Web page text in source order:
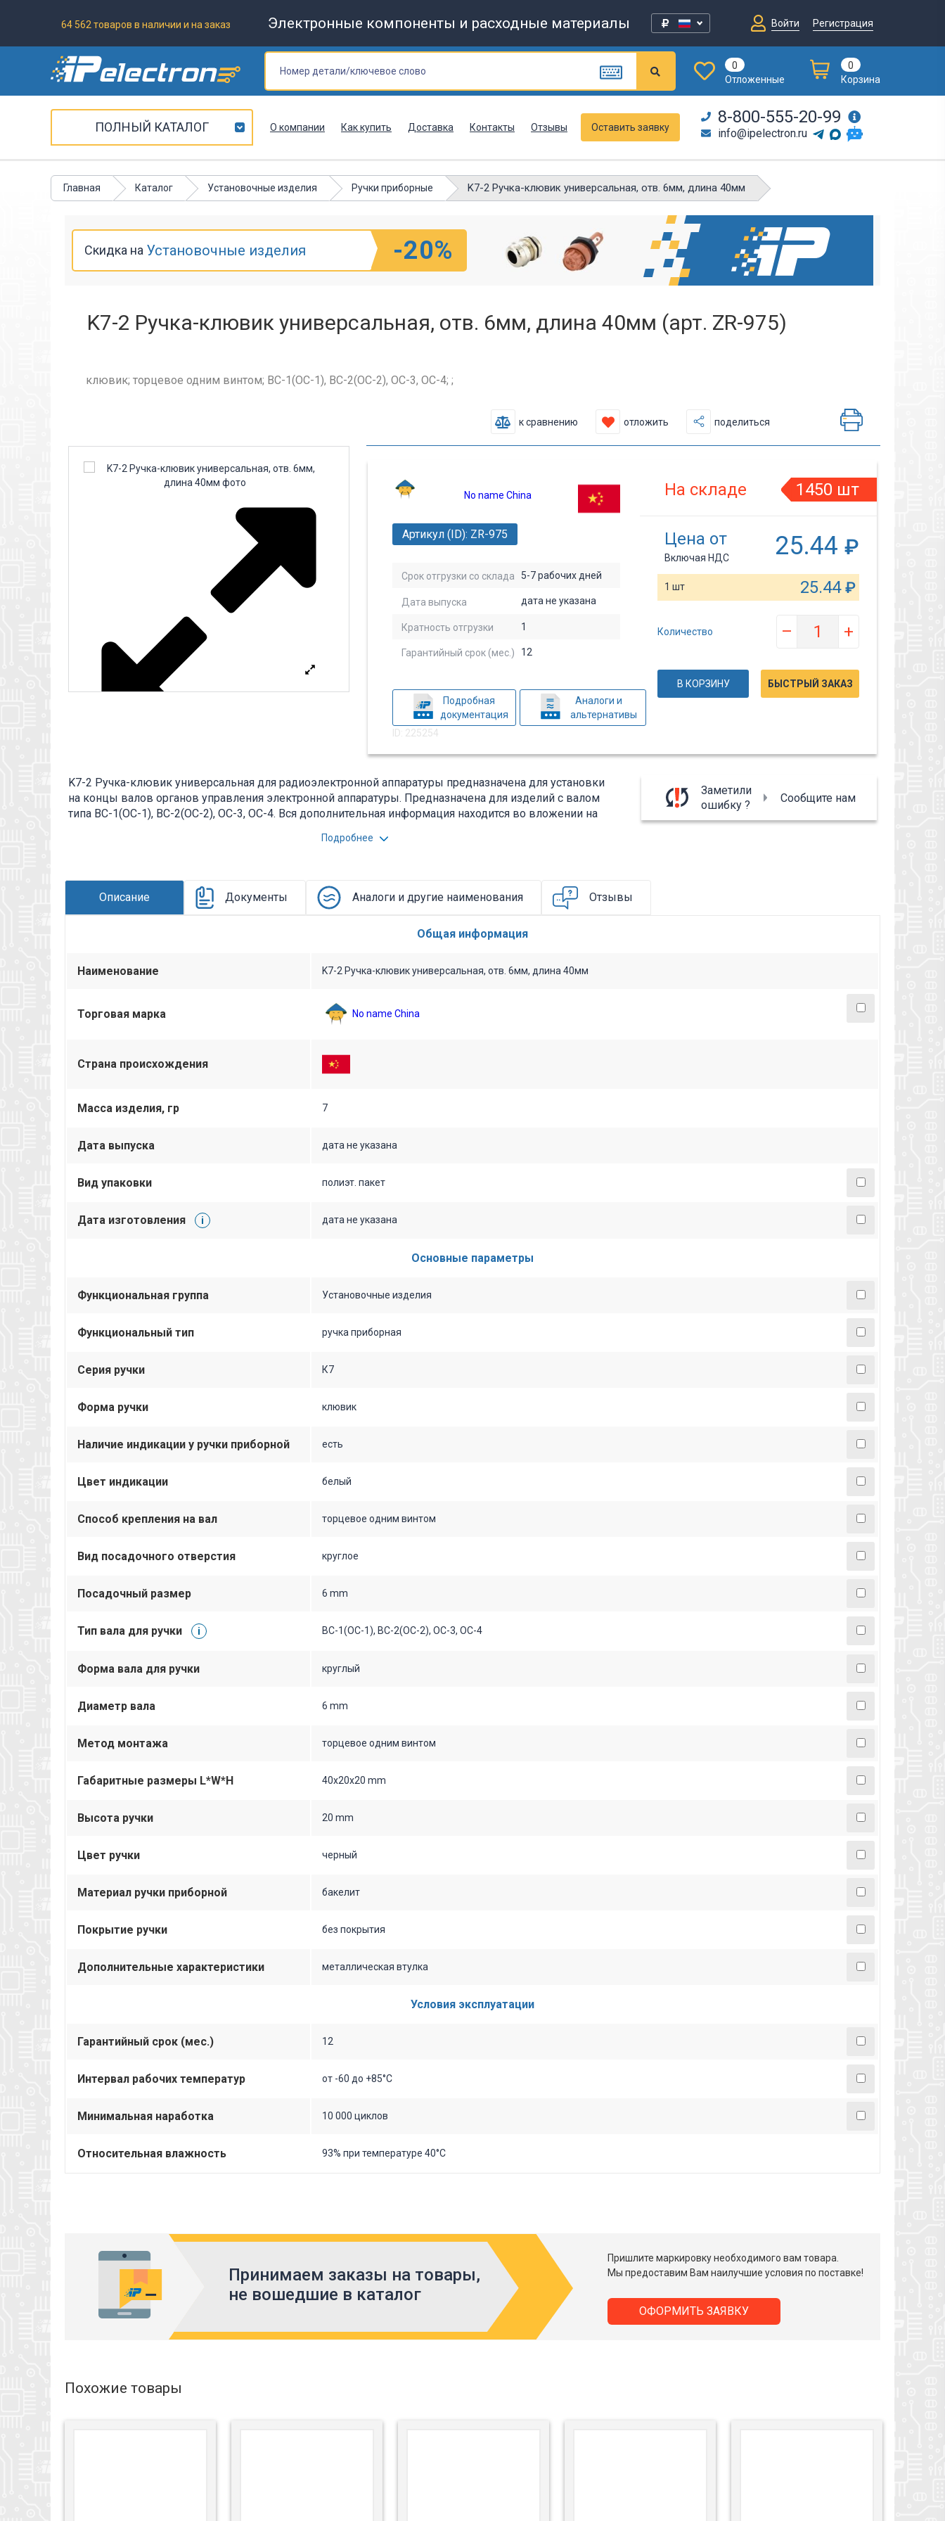
64 562 товаров в наличии и на заказ Электронные компоненты и расходные материалы Войти Регистрация
0
Отложенные
0
Корзина
ПОЛНЫЙ КАТАЛОГ О компании Как купить Доставка Контакты Отзывы Оставить заявку
8-800-555-20-99
info@ipelectron.ru
Главная Каталог Установочные изделия Ручки приборные K7-2 Ручка-клювик универсальная, отв. 6мм, длина 40мм
Скидка на Установочные изделия -20%
K7-2 Ручка-клювик универсальная, отв. 6мм, длина 40мм (арт. ZR-975)
клювик; торцевое одним винтом; ВС-1(ОС-1), ВС-2(ОС-2), ОС-3, ОС-4; ;
к сравнению отложить поделиться
No name China
Артикул (ID): ZR-975
Срок отгрузки со склада 5-7 рабочих дней
Дата выпуска дата не указана
Кратность отгрузки 1
Гарантийный срок (мес.) 12
Подробная
документация
Аналоги и
альтернативы
ID: 225254
На складе 1450 шт
Цена от
Включая НДС 25.44 ₽
1 шт 25.44 ₽
Количество – +
В КОРЗИНУ БЫСТРЫЙ ЗАКАЗ
K7-2 Ручка-клювик универсальная для радиоэлектронной аппаратуры предназначена для установки
на концы валов органов управления электронной аппаратуры. Предназначена для изделий с валом
типа ВС-1(ОС-1), ВС-2(ОС-2), ОС-3, ОС-4. Вся дополнительная информация находится во вложении на
Подробнее
Заметили
ошибку ?
Сообщите нам
Описание Документы Аналоги и другие наименования Отзывы
Общая информация
Наименование K7-2 Ручка-клювик универсальная, отв. 6мм, длина 40мм
Торговая марка No name China
Страна происхождения
Масса изделия, гр 7
Дата выпуска дата не указана
Вид упаковки полиэт. пакет
Дата изготовления i дата не указана
Основные параметры
Функциональная группа Установочные изделия
Функциональный тип ручка приборная
Серия ручки К7
Форма ручки клювик
Наличие индикации у ручки приборной есть
Цвет индикации белый
Способ крепления на вал торцевое одним винтом
Вид посадочного отверстия круглое
Посадочный размер 6 mm
Тип вала для ручки i ВС-1(ОС-1), ВС-2(ОС-2), ОС-3, ОС-4
Форма вала для ручки круглый
Диаметр вала 6 mm
Метод монтажа торцевое одним винтом
Габаритные размеры L*W*H 40х20х20 mm
Высота ручки 20 mm
Цвет ручки черный
Материал ручки приборной бакелит
Покрытие ручки без покрытия
Дополнительные характеристики металлическая втулка
Условия эксплуатации
Гарантийный срок (мес.) 12
Интервал рабочих температур от -60 до +85°C
Минимальная наработка 10 000 циклов
Относительная влажность 93% при температуре 40°С
Принимаем заказы на товары,
не вошедшие в каталог
Пришлите маркировку необходимого вам товара.
Мы предоставим Вам наилучшие условия по поставке!
ОФОРМИТЬ ЗАЯВКУ
Похожие товары